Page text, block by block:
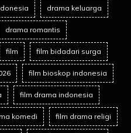
drama keluarga
drama romantis
film film bidadari surga
film bioskop indonesia
film drama indonesia
komedi film drama religi